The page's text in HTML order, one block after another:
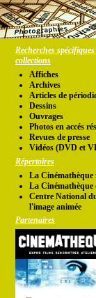
Recherches
collections
Affiches
Archives
Articles de
Dessins
Ouvrages
Photos en accés
Revues de presse
Vidéos (DVD et
Répertoires
La Cinémathèque
La Cinémathèque
Centre National
l'image animée
Partenaires